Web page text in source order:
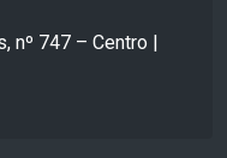
nº 747 – Centro |